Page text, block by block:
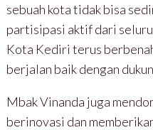
sebuah kota tidak bisa
partisipasi aktif dari
Kota Kediri terus
berjalan baik dengan
Mbak Vinanda juga
berinovasi dan